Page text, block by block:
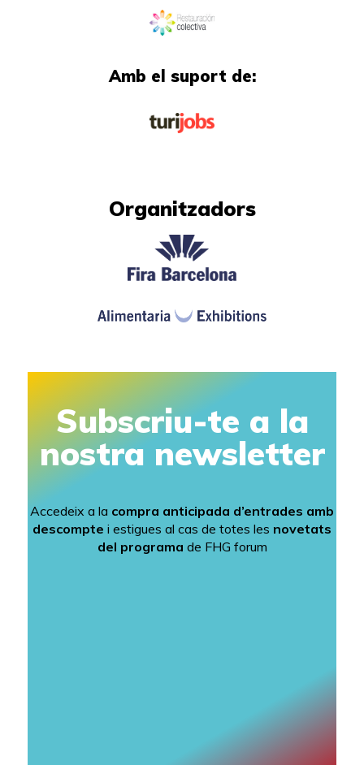
Amb el suport de:
Organitzadors​
Subscriu-te a la
nostra newsletter
Accedeix a la compra anticipada d’entrades amb
descompte i estigues al cas de totes les novetats
del programa de FHG forum